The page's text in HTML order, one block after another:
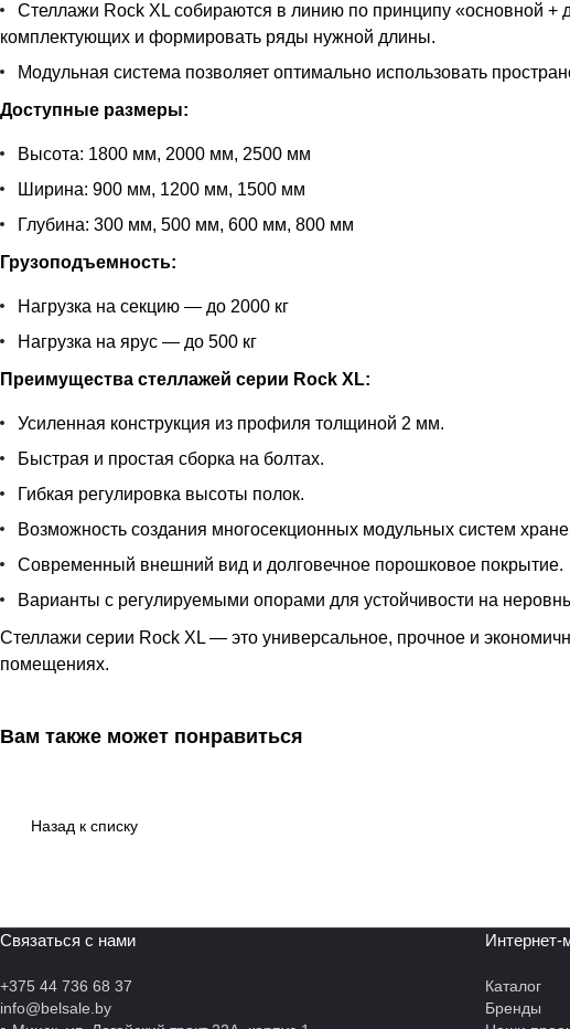
Стеллажи Rock XL собираются в линию по принципу «основной +
комплектующих и формировать ряды нужной длины.
Модульная система позволяет оптимально использовать
Доступные размеры:
Высота: 1800 мм, 2000 мм, 2500 мм
Ширина: 900 мм, 1200 мм, 1500 мм
Глубина: 300 мм, 500 мм, 600 мм, 800 мм
Грузоподъемность:
Нагрузка на секцию — до 2000 кг
Нагрузка на ярус — до 500 кг
Преимущества стеллажей серии Rock XL:
Усиленная конструкция из профиля толщиной 2 мм.
Быстрая и простая сборка на болтах.
Гибкая регулировка высоты полок.
Возможность создания многосекционных модульных систем
Современный внешний вид и долговечное порошковое покрытие.
Варианты с регулируемыми опорами для устойчивости на
Стеллажи серии Rock XL — это универсальное, прочное и
помещениях.
Вам также может понравиться
Назад к списку
Связаться с нами
+375 44 736 68 37
info@belsale.by
Интернет-
Каталог
Бренды